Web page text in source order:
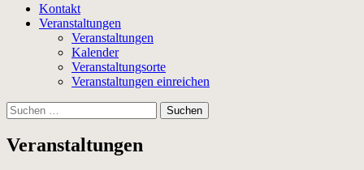
Kontakt
Veranstaltungen
Veranstaltungen
Kalender
Veranstaltungsorte
Veranstaltungen einreichen
Suchen
nach:
Veranstaltungen